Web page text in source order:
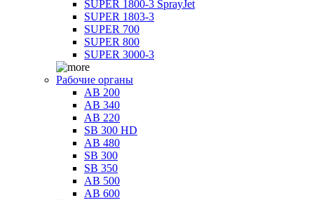
SUPER 1800-3 SprayJet
SUPER 1803-3
SUPER 700
SUPER 800
SUPER 3000-3
Рабочие органы
AB 200
AB 340
AB 220
SB 300 HD
AB 480
SB 300
SB 350
AB 500
AB 600